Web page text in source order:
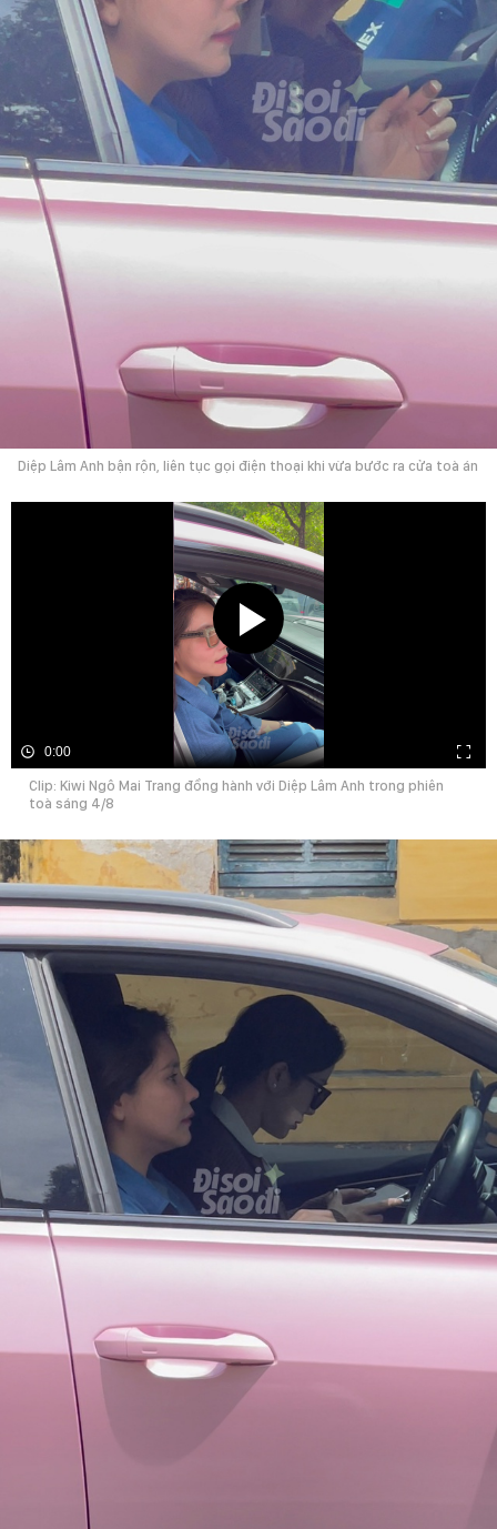
Diệp Lâm Anh bận rộn, liên tục gọi điện thoại khi vừa bước ra cửa toà án
0:00
Clip: Kiwi Ngô Mai Trang đồng hành với Diệp Lâm Anh trong phiên
toà sáng 4/8